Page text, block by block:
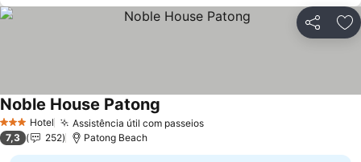
Partilhar
3 EstrelasHotel Assistência útil com passeios
Noble House Patong
7,3 252 Patong Beach